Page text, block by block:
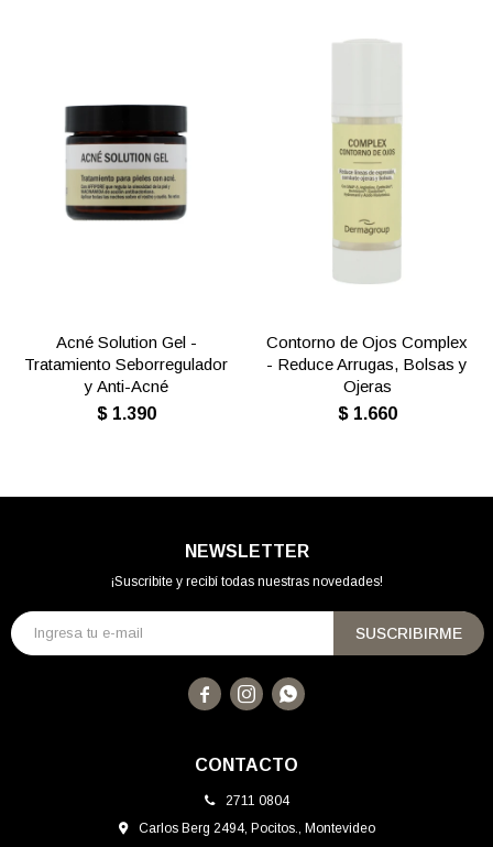
Acné Solution Gel -
Tratamiento Seborregulador
y Anti-Acné
$ 1.390
Contorno de Ojos Complex
- Reduce Arrugas, Bolsas y
Ojeras
$ 1.660
CONTACTO
2711 0804
Carlos Berg 2494, Pocitos., Montevideo
NEWSLETTER
¡Suscribite y recibí todas nuestras novedades!
SUSCRIBIRME
  